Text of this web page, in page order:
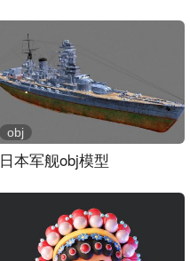
日本军舰obj模型
obj